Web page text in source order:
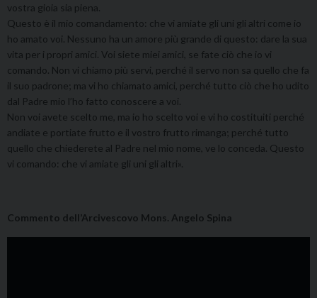
vostra gioia sia piena.
Questo è il mio comandamento: che vi amiate gli uni gli altri come io
ho amato voi. Nessuno ha un amore più grande di questo: dare la sua
vita per i propri amici. Voi siete miei amici, se fate ciò che io vi
comando. Non vi chiamo più servi, perché il servo non sa quello che fa
il suo padrone; ma vi ho chiamato amici, perché tutto ciò che ho udito
dal Padre mio l’ho fatto conoscere a voi.
Non voi avete scelto me, ma io ho scelto voi e vi ho costituiti perché
andiate e portiate frutto e il vostro frutto rimanga; perché tutto
quello che chiederete al Padre nel mio nome, ve lo conceda. Questo
vi comando: che vi amiate gli uni gli altri».
Commento dell’Arcivescovo Mons. Angelo Spina